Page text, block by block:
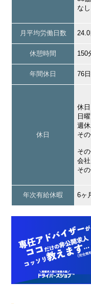
なし
月平均労働日数 24.0
休憩時間 150
年間休日 76日
休日
休日
日
週
そ
そ
会
そ
年次有給休暇 6ヶ